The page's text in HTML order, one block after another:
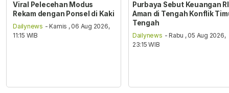
Viral Pelecehan Modus
Rekam dengan Ponsel di Kaki
Dailynews - Kamis , 06 Aug 2026,
11:15 WIB
Purbaya Sebut Keuangan RI
Aman di Tengah Konflik
Tengah
Dailynews - Rabu , 05 Aug 2026,
23:15 WIB